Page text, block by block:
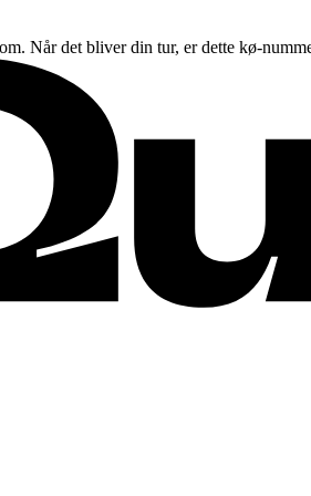
Når det bliver din tur, er dette kø-